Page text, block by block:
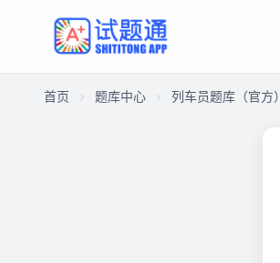
首页 题库中心 列车员题库（官方）